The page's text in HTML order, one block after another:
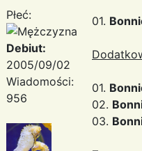
Płeć:
Debiut:
2005/09/02
Wiadomości:
956
01.
01.
02.
03.